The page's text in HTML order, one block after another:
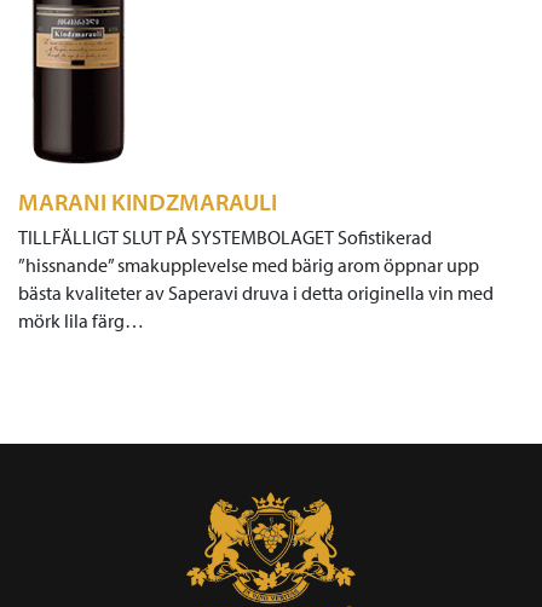
MARANI KINDZMARAULI
TILLFÄLLIGT SLUT PÅ SYSTEMBOLAGET Sofistikerad
”hissnande” smakupplevelse med bärig arom öppnar upp
bästa kvaliteter av Saperavi druva i detta originella vin med
mörk lila färg…